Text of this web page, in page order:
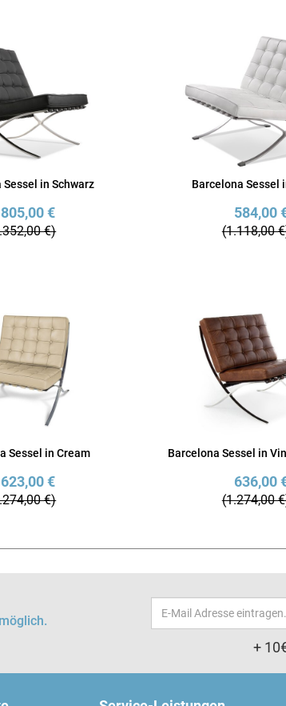
Sessel in Schwarz
805,00 €
€)
Barcelona Sessel
584,00
(1.118,00
Sessel in Cream
623,00 €
€)
Barcelona Sessel in
636,00
(1.274,00
Email-
Adresse
+